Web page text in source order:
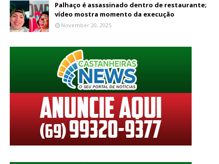
Palhaço é assassinado dentro de restaurante;
vídeo mostra momento da execução
November 20, 2025